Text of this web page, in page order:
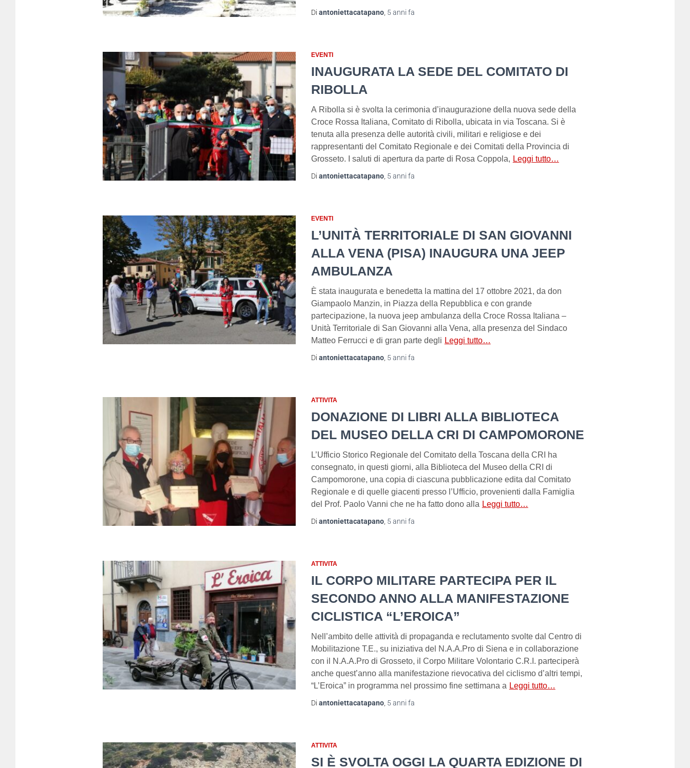
Di antoniettacatapano, 5 anni fa
EVENTI
INAUGURATA LA SEDE DEL COMITATO DI
RIBOLLA
A Ribolla si è svolta la cerimonia d’inaugurazione della nuova sede della
Croce Rossa Italiana, Comitato di Ribolla, ubicata in via Toscana. Si è
tenuta alla presenza delle autorità civili, militari e religiose e dei
rappresentanti del Comitato Regionale e dei Comitati della Provincia di
Grosseto. I saluti di apertura da parte di Rosa Coppola, Leggi tutto…
Di antoniettacatapano, 5 anni fa
EVENTI
L’UNITÀ TERRITORIALE DI SAN GIOVANNI
ALLA VENA (PISA) INAUGURA UNA JEEP
AMBULANZA
È stata inaugurata e benedetta la mattina del 17 ottobre 2021, da don
Giampaolo Manzin, in Piazza della Repubblica e con grande
partecipazione, la nuova jeep ambulanza della Croce Rossa Italiana –
Unità Territoriale di San Giovanni alla Vena, alla presenza del Sindaco
Matteo Ferrucci e di gran parte degli Leggi tutto…
Di antoniettacatapano, 5 anni fa
ATTIVITA
DONAZIONE DI LIBRI ALLA BIBLIOTECA
DEL MUSEO DELLA CRI DI CAMPOMORONE
L’Ufficio Storico Regionale del Comitato della Toscana della CRI ha
consegnato, in questi giorni, alla Biblioteca del Museo della CRI di
Campomorone, una copia di ciascuna pubblicazione edita dal Comitato
Regionale e di quelle giacenti presso l’Ufficio, provenienti dalla Famiglia
del Prof. Paolo Vanni che ne ha fatto dono alla Leggi tutto…
Di antoniettacatapano, 5 anni fa
ATTIVITA
IL CORPO MILITARE PARTECIPA PER IL
SECONDO ANNO ALLA MANIFESTAZIONE
CICLISTICA “L’EROICA”
Nell’ambito delle attività di propaganda e reclutamento svolte dal Centro di
Mobilitazione T.E., su iniziativa del N.A.A.Pro di Siena e in collaborazione
con il N.A.A.Pro di Grosseto, il Corpo Militare Volontario C.R.I. parteciperà
anche quest’anno alla manifestazione rievocativa del ciclismo d’altri tempi,
“L’Eroica” in programma nel prossimo fine settimana a Leggi tutto…
Di antoniettacatapano, 5 anni fa
ATTIVITA
SI È SVOLTA OGGI LA QUARTA EDIZIONE DI